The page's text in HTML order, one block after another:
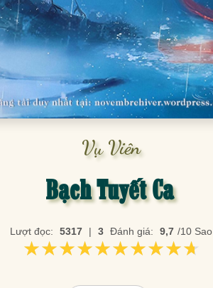
Vụ Viên
Bạch Tuyết Ca
Lượt đọc: 5317 | 3 Đánh giá: 9,7 /10 Sao
★★★★★★★★★★
★★★★★★★★★★